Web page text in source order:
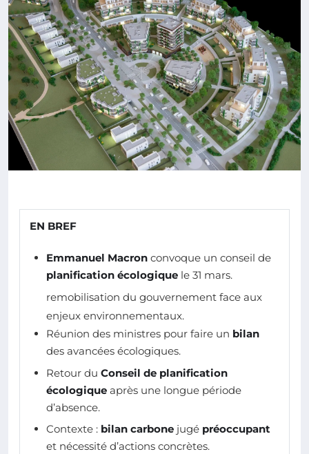
EN BREF
Emmanuel Macron convoque un conseil de
planification écologique le 31 mars.
remobilisation du gouvernement face aux
enjeux environnementaux.
Réunion des ministres pour faire un bilan
des avancées écologiques.
Retour du Conseil de planification
écologique après une longue période
d’absence.
Contexte : bilan carbone jugé préoccupant
et nécessité d’actions concrètes.